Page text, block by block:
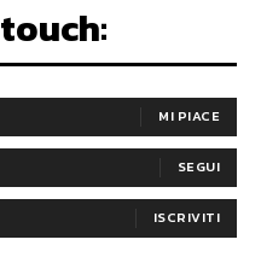
MI PIACE
SEGUI
ISCRIVITI